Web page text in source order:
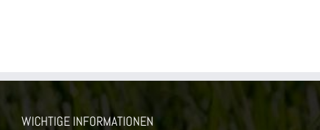
WICHTIGE INFORMATIONEN